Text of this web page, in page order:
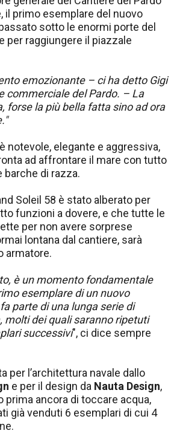
il primo esemplare del nuovo
sotto le enormi porte del
per raggiungere il piazzale
emozionante – ci ha detto Gigi
commerciale del Pardo. – La
forse la più bella fatta sino ad ora
notevole, elegante e aggressiva,
ad affrontare il mare con tutto
barche di razza.
Soleil 58 è stato alberato per
funzioni a dovere, e che tutte le
per non avere sorprese
lontana dal cantiere, sarà
armatore.
è un momento fondamentale
esemplare di un nuovo
parte di una lunga serie di
molti dei quali saranno ripetuti
successivi", ci dice sempre
per l’architettura navale dallo
e per il design da Nauta Design,
prima ancora di toccare acqua,
già venduti 6 esemplari di cui 4